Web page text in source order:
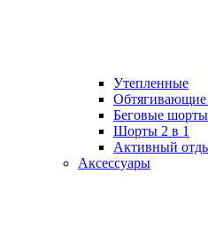
Утепленные
Беговые шорты
Шорты 2 в 1
Активный
Аксессуары